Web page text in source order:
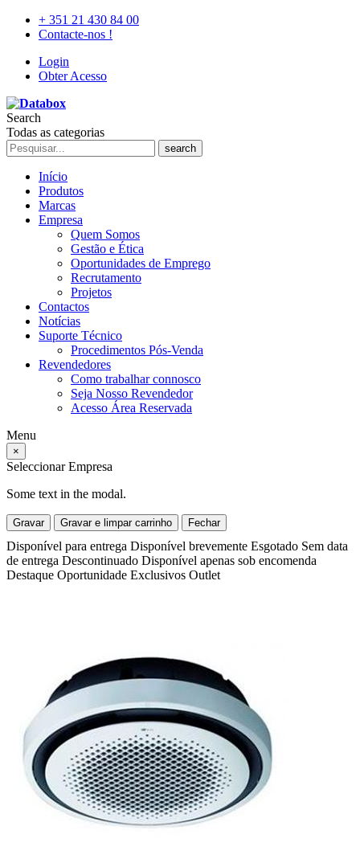
+ 351 21 430 84 00
Contacte-nos !
Login
Obter Acesso
Search
Todas as categorias
search
Início
Produtos
Marcas
Empresa
Quem Somos
Gestão e Ética
Oportunidades de Emprego
Recrutamento
Projetos
Contactos
Notícias
Suporte Técnico
Procedimentos Pós-Venda
Revendedores
Como trabalhar connosco
Seja Nosso Revendedor
Acesso Área Reservada
Menu
×
Seleccionar Empresa
Some text in the modal.
Gravar Gravar e limpar carrinho Fechar
Disponível para entrega Disponível brevemente Esgotado Sem data
de entrega Descontinuado Disponível apenas sob encomenda
Destaque Oportunidade Exclusivos Outlet